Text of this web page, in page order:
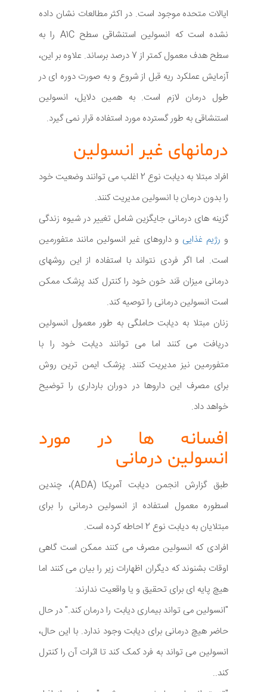
ایالات متحده موجود است. در اکثر مطالعات نشان داده
نشده است که انسولین استنشاقی سطح A1C را به
سطح هدف معمول کمتر از 7 درصد برساند. علاوه بر این،
آزمایش عملکرد ریه قبل از شروع و به صورت دوره ای در
طول درمان لازم است. به همین دلایل، انسولین
استنشاقی به طور گسترده مورد استفاده قرار نمی گیرد.
درمانهای غیر انسولین
افراد مبتلا به دیابت نوع 2 اغلب می توانند وضعیت خود
را بدون درمان با انسولین مدیریت کنند.
گزینه های درمانی جایگزین شامل تغییر در شیوه زندگی
و رژیم غذایی و داروهای غیر انسولین مانند متفورمین
است. اما اگر فردی نتواند با استفاده از این روشهای
درمانی میزان قند خون خود را کنترل کند پزشک ممکن
است انسولین درمانی را توصیه کند.
زنان مبتلا به دیابت حاملگی به طور معمول انسولین
دریافت می کنند اما می توانند دیابت خود را با
متفورمین نیز مدیریت کنند. پزشک ایمن ترین روش
برای مصرف این داروها در دوران بارداری را توضیح
خواهد داد.
افسانه ها در مورد
انسولین درمانی
طبق گزارش انجمن دیابت آمریکا (ADA)، چندین
اسطوره معمول استفاده از انسولین درمانی را برای
مبتلایان به دیابت نوع 2 احاطه کرده است.
افرادی که انسولین مصرف می کنند ممکن است گاهی
اوقات بشنوند که دیگران اظهارات زیر را بیان می کنند اما
هیچ پایه ای برای تحقیق و یا واقعیت ندارند:
"انسولین می تواند بیماری دیابت را درمان کند." در حال
حاضر هیچ درمانی برای دیابت وجود ندارد. با این حال،
انسولین می تواند به فرد کمک کند تا اثرات آن را کنترل
کند..